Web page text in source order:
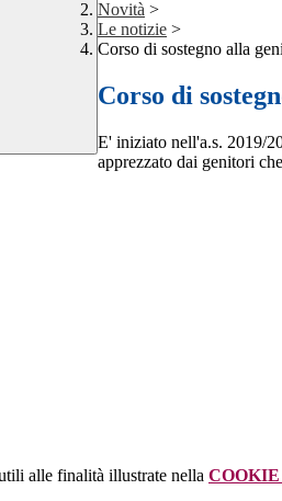
Novità >
Le notizie >
Corso di sostegno alla
Corso di
E' iniziato nell'a.s. 2019/
apprezzato dai genitori
alle finalità illustrate nella